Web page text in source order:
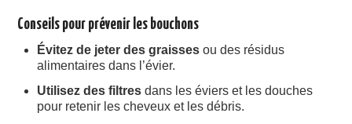
Conseils pour prévenir les bouchons
Évitez de jeter des graisses ou des résidus
alimentaires dans l’évier.
Utilisez des filtres dans les éviers et les douches
pour retenir les cheveux et les débris.